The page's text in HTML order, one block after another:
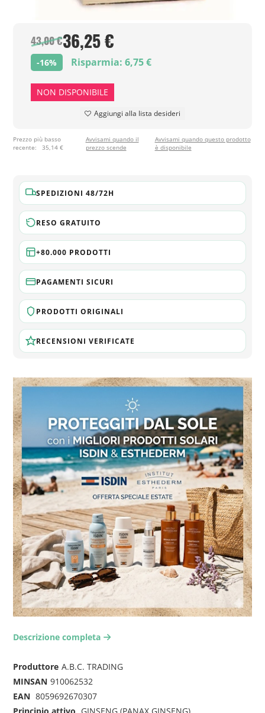
43,00 €36,25 €
-16% Risparmia: 6,75 €
NON DISPONIBILE
Aggiungi alla lista desideri
Prezzo più basso
recente:
35,14 €
Avvisami quando il
prezzo scende
Avvisami quando questo prodotto
è disponibile
SPEDIZIONI 48/72H
RESO GRATUITO
+80.000 PRODOTTI
PAGAMENTI SICURI
PRODOTTI ORIGINALI
RECENSIONI VERIFICATE
Descrizione completa arrow-right2
Produttore A.B.C. TRADING
MINSAN 910062532
EAN 8059692670307
Principio attivo GINSENG (PANAX GINSENG)